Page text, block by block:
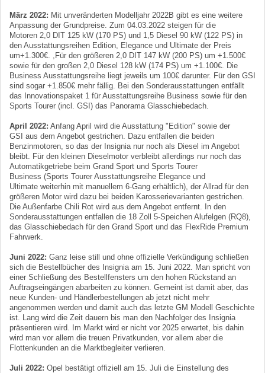
März 2022: Mit unveränderten Modelljahr 2022B gibt es eine weitere
Anpassung der Grundpreise. Zum 04.03.2022 steigen für die
Motoren 2,0 DIT 125 kW (170 PS) und 1,5 Diesel 90 kW (122 PS) in
den Ausstattungsreihen Edition, Elegance und Ultimate der Preis
um+1.300€. ,Für den größeren 2,0 DIT 147 kW (200 PS) um +1.500€
sowie für den großen 2,0 Diesel 128 kW (174 PS) um +1.100€. Die
Business Ausstattungsreihe liegt jeweils um 100€ darunter. Für den GSI
sind sogar +1.850€ mehr fällig. Bei den Sonderausstattungen entfällt
das Innovationspaket 1 für Ausstattungsreihe Business sowie für den
Sports Tourer (incl. GSI) das Panorama Glasschiebedach.
April 2022: Anfang April wird die Ausstattung "Edition" sowie der
GSI aus dem Angebot gestrichen. Dazu entfallen die beiden
Benzinmotoren, so das der Insignia nur noch als Diesel im Angebot
bleibt. Für den kleinen Dieselmotor verbleibt allerdings nur noch das
Automatikgetriebe beim Grand Sport und Sports Tourer
Business (Sports Tourer Ausstattungsreihe Elegance und
Ultimate weiterhin mit manuellem 6-Gang erhältlich), der Allrad für den
größeren Motor wird dazu bei beiden Karosserievarianten gestrichen.
Die Außenfarbe Chili Rot wird aus dem Angebot entfernt. In den
Sonderausstattungen entfallen die 18 Zoll 5-Speichen Alufelgen (RQ8),
das Glasschiebedach für den Grand Sport und das FlexRide Premium
Fahrwerk.
Juni 2022: Ganz leise still und ohne offizielle Verkündigung schließen
sich die Bestellbücher des Insignia am 15. Juni 2022. Man spricht von
einer Schließung des Bestellfensters um den hohen Rückstand an
Auftragseingängen abarbeiten zu können. Gemeint ist damit aber, das
neue Kunden- und Händlerbestellungen ab jetzt nicht mehr
angenommen werden und damit auch das letzte GM Modell Geschichte
ist. Lang wird die Zeit dauern bis man den Nachfolger des Insignia
präsentieren wird. Im Markt wird er nicht vor 2025 erwartet, bis dahin
wird man vor allem die treuen Privatkunden, vor allem aber die
Flottenkunden an die Marktbegleiter verlieren.
Juli 2022: Opel bestätigt offiziell am 15. Juli die Einstellung des